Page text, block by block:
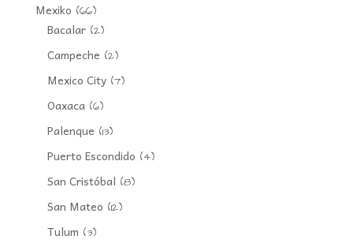
Mexiko (66)
Bacalar(2)
Campeche (2)
Mexico City(7)
Oaxaca(6)
Palenque (13)
Puerto Escondido (4)
San Cristóbal (8)
San Mateo (12)
Tulum (3)